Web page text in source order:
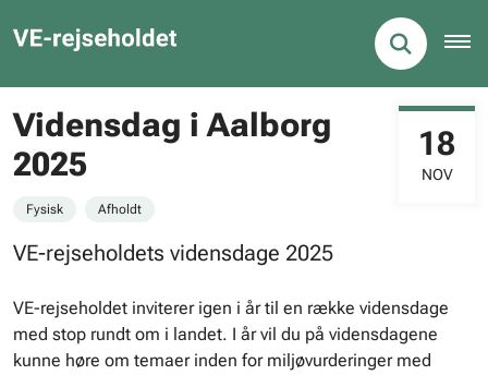
Vidensdag i Aalborg
2025
18
NOV
Fysisk Afholdt
VE-rejseholdets vidensdage 2025
VE-rejseholdet inviterer igen i år til en række vidensdage
med stop rundt om i landet. I år vil du på vidensdagene
kunne høre om temaer inden for miljøvurderinger med